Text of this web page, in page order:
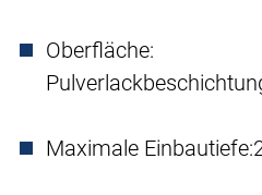
Oberfläche:
Maximale Einbautiefe: